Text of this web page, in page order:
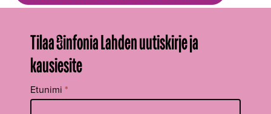
Tilaa Sinfonia Lahden uutiskirje ja
kausiesite
Tilaa
uutiskirje
Etunimi *